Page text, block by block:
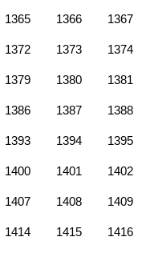
1365 1366 1367
1372 1373 1374
1379 1380 1381
1386 1387 1388
1393 1394 1395
1400 1401 1402
1407 1408 1409
1414 1415 1416